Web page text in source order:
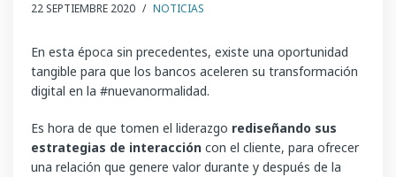
22 SEPTIEMBRE 2020 / NOTICIAS
En esta época sin precedentes, existe una oportunidad
tangible para que los bancos aceleren su transformación
digital en la #nuevanormalidad.
Es hora de que tomen el liderazgo rediseñando sus
estrategias de interacción con el cliente, para ofrecer
una relación que genere valor durante y después de la